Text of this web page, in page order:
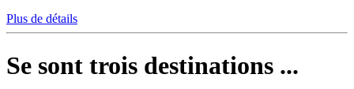
Plus de détails
Se sont trois destinations ...